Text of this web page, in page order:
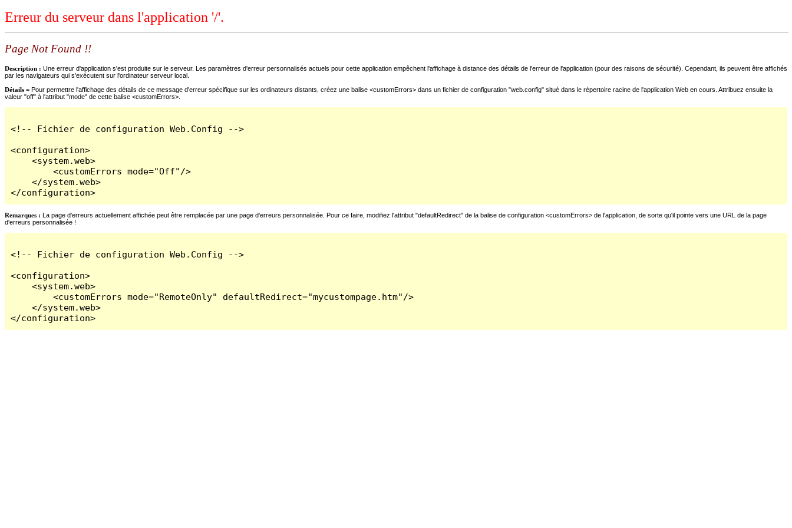
Erreur du serveur dans l'application '/'.
Page Not Found !!
Description : Une erreur d'application s'est produite sur le serveur. Les paramètres d'erreur personnalisés actuels pour cette application empêchent l'affichage à distance des détails de l'erreur de l'application (pour des raisons de sécurité). Cependant, ils peuvent être affichés
par les navigateurs qui s'exécutent sur l'ordinateur serveur local.
Détails = Pour permettre l'affichage des détails de ce message d'erreur spécifique sur les ordinateurs distants, créez une balise <customErrors> dans un fichier de configuration "web.config" situé dans le répertoire racine de l'application Web en cours. Attribuez ensuite la
valeur "off" à l'attribut "mode" de cette balise <customErrors>.
<!-- Fichier de configuration Web.Config -->
<configuration>
    <system.web>
        <customErrors mode="Off"/>
    </system.web>
</configuration>
Remarques : La page d'erreurs actuellement affichée peut être remplacée par une page d'erreurs personnalisée. Pour ce faire, modifiez l'attribut "defaultRedirect" de la balise de configuration <customErrors> de l'application, de sorte qu'il pointe vers une URL de la page
d'erreurs personnalisée !
<!-- Fichier de configuration Web.Config -->
<configuration>
    <system.web>
        <customErrors mode="RemoteOnly" defaultRedirect="mycustompage.htm"/>
    </system.web>
</configuration>